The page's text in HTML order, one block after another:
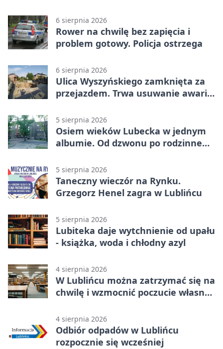
6 sierpnia 2026
Rower na chwilę bez zapięcia i
problem gotowy. Policja ostrzega
6 sierpnia 2026
Ulica Wyszyńskiego zamknięta za
przejazdem. Trwa usuwanie awarii
5 sierpnia 2026
Osiem wieków Lubecka w jednym
albumie. Od dzwonu po rodzinne
5 sierpnia 2026
Taneczny wieczór na Rynku.
Grzegorz Henel zagra w Lublińcu
5 sierpnia 2026
Lubiteka daje wytchnienie od upału
- książka, woda i chłodny azyl
4 sierpnia 2026
W Lublińcu można zatrzymać się na
chwilę i wzmocnić poczucie własnej
4 sierpnia 2026
Odbiór odpadów w Lublińcu
rozpocznie się wcześniej